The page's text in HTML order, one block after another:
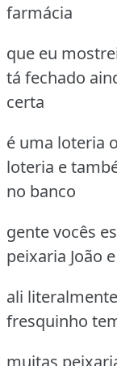
farmácia
que eu
tá fechado
certa
é uma loteria
loteria e
no banco
gente vocês
peixaria João
ali
fresquinho
muitas